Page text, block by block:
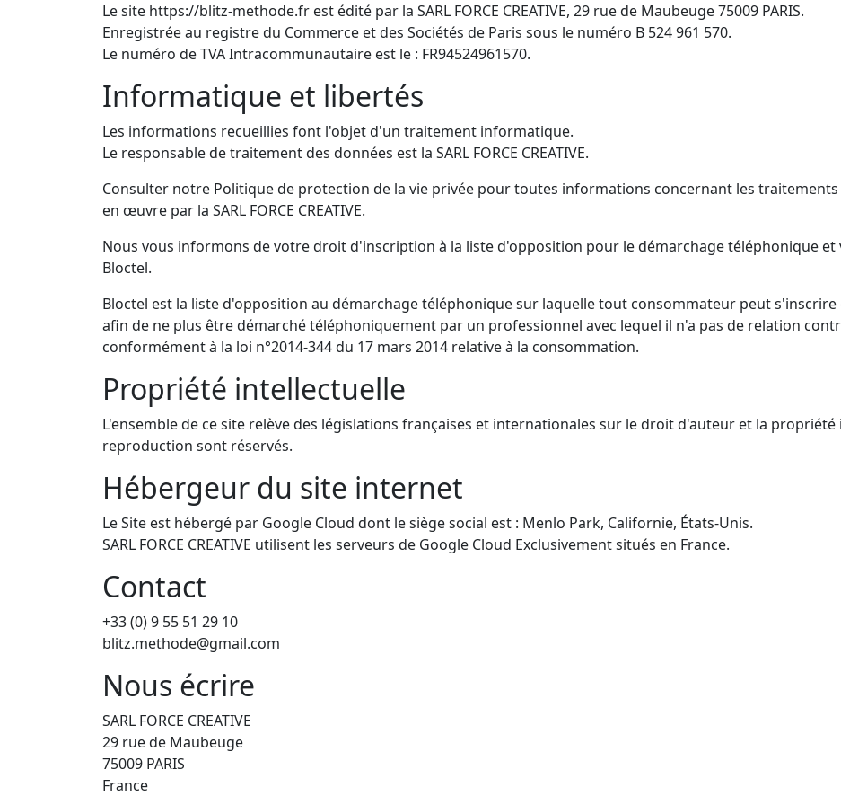
Le site https://blitz-methode.fr est édité par la SARL FORCE CREATIVE, 29 rue de Maubeuge 75009 PARIS.
Enregistrée au registre du Commerce et des Sociétés de Paris sous le numéro B 524 961 570.
Le numéro de TVA Intracommunautaire est le : FR94524961570.
Informatique et libertés
Les informations recueillies font l'objet d'un traitement informatique.
Le responsable de traitement des données est la SARL FORCE CREATIVE.
Consulter notre Politique de protection de la vie privée pour toutes informations concernant les
en œuvre par la SARL FORCE CREATIVE.
Nous vous informons de votre droit d'inscription à la liste d'opposition pour le démarchage téléphonique
Bloctel.
Bloctel est la liste d'opposition au démarchage téléphonique sur laquelle tout consommateur peut
afin de ne plus être démarché téléphoniquement par un professionnel avec lequel il n'a pas de relation
conformément à la loi n°2014-344 du 17 mars 2014 relative à la consommation.
Propriété intellectuelle
L'ensemble de ce site relève des législations françaises et internationales sur le droit d'auteur et la
reproduction sont réservés.
Hébergeur du site internet
Le Site est hébergé par Google Cloud dont le siège social est : Menlo Park, Californie, États-Unis.
SARL FORCE CREATIVE utilisent les serveurs de Google Cloud Exclusivement situés en France.
Contact
+33 (0) 9 55 51 29 10
blitz.methode@gmail.com
Nous écrire
SARL FORCE CREATIVE
29 rue de Maubeuge
75009 PARIS
France